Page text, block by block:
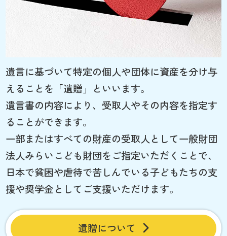
遺言に基づいて特定の個人や団体に資産を分け与
えることを「遺贈」といいます。
遺言書の内容により、受取人やその内容を指定す
ることができます。
一部またはすべての財産の受取人として一般財団
法人みらいこども財団をご指定いただくことで、
日本で貧困や虐待で苦しんでいる子どもたちの支
援や奨学金としてご支援いただけます。
遺贈について